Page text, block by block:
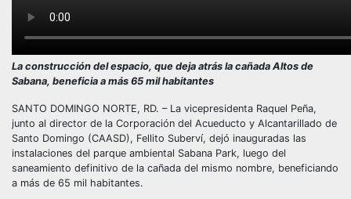
La construcción del espacio, que deja atrás la cañada Altos de
Sabana, beneficia a más 65 mil habitantes
SANTO DOMINGO NORTE, RD. – La vicepresidenta Raquel Peña,
junto al director de la Corporación del Acueducto y Alcantarillado de
Santo Domingo (CAASD), Fellito Suberví, dejó inauguradas las
instalaciones del parque ambiental Sabana Park, luego del
saneamiento definitivo de la cañada del mismo nombre, beneficiando
a más de 65 mil habitantes.